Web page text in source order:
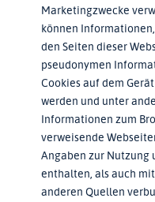
Marketingzwecke
können
den Seiten dieser
pseudonymen
Cookies auf dem
werden und unter
Informationen zum
verweisende
Angaben zur Nutzung
enthalten, als auch
anderen Quellen